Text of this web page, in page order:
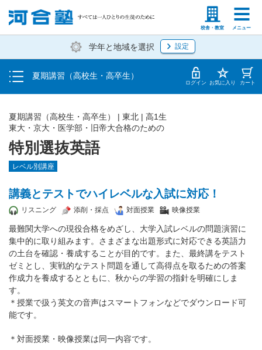
校舎・教室 メニュー
塾生の方 高等学校の先生
学年と地域を選択 設定
夏期講習（高校生・高卒生）
受講料・お申し込み方法
受講開始までの流れ
校舎・教室一覧 ログイン お気に入り カート
特別選抜英語
夏期講習（高校生・高卒生） | 東北 | 高1生
東大・京大・医学部・旧帝大合格のための
レベル別講座
講義とテストでハイレベルな入試に対応！
リスニング 添削・採点 対面授業 映像授業
最難関大学への現役合格をめざし、大学入試レベルの問題演習に
集中的に取り組みます。さまざまな出題形式に対応できる英語力
の土台を確認・養成することが目的です。また、最終講をテスト
ゼミとし、実戦的なテスト問題を通して高得点を取るための答案
作成力を養成するとともに、秋からの学習の指針を明確にしま
す。
＊授業で扱う英文の音声はスマートフォンなどでダウンロード可
能です。
＊対面授業・映像授業は同一内容です。